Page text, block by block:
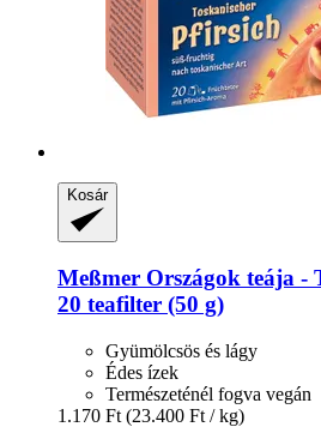
Kosár
Meßmer Országok teája -​
20 teafilter (50 g)
Gyümölcsös és lágy
Édes ízek
Természeténél fogva vegán
1.170 Ft (23.400 Ft / kg)